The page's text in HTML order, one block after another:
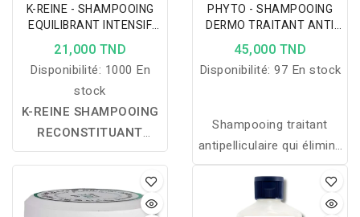
K-REINE - SHAMPOOING
EQUILIBRANT INTENSIF
270ML
21,000 TND
Disponibilité: 1000 En
stock
K-REINE SHAMPOOING
RECONSTITUANT
INTENSIF 270 ML :un
shampooing réparateur
qui nettoie en douceur,
PHYTO - SHAMPOOING
DERMO TRAITANT ANTI
PELLICULES 250ML
45,000 TND
Disponibilité: 97 En stock
Shampooing traitant
antipelliculaire qui élimine
les pellicules, apaise les
démangeaisons et
prévient leur récidive